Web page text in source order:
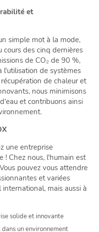
et
simple mot à la mode,
des cinq dernières
de CO₂ de 90 %,
l'utilisation de systèmes
de chaleur et
nous minimisons
et contribuons ainsi
une entreprise
! Chez nous, l'humain est
pouvez vous attendre
et variées
mais aussi à
solide et innovante
un environnement